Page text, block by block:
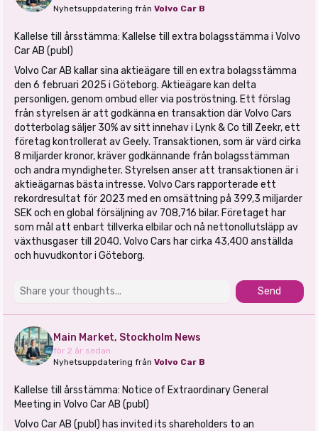
Nyhetsuppdatering från Volvo Car B
Kallelse till årsstämma: Kallelse till extra bolagsstämma i Volvo
Car AB (publ)
Volvo Car AB kallar sina aktieägare till en extra bolagsstämma
den 6 februari 2025 i Göteborg. Aktieägare kan delta
personligen, genom ombud eller via poströstning. Ett förslag
från styrelsen är att godkänna en transaktion där Volvo Cars
dotterbolag säljer 30% av sitt innehav i Lynk & Co till Zeekr, ett
företag kontrollerat av Geely. Transaktionen, som är värd cirka
8 miljarder kronor, kräver godkännande från bolagsstämman
och andra myndigheter. Styrelsen anser att transaktionen är i
aktieägarnas bästa intresse. Volvo Cars rapporterade ett
rekordresultat för 2023 med en omsättning på 399,3 miljarder
SEK och en global försäljning av 708,716 bilar. Företaget har
som mål att enbart tillverka elbilar och nå nettonollutsläpp av
växthusgaser till 2040. Volvo Cars har cirka 43,400 anställda
och huvudkontor i Göteborg.
Send
Main Market, Stockholm News
för 2 år sedan
Nyhetsuppdatering från Volvo Car B
Kallelse till årsstämma: Notice of Extraordinary General
Meeting in Volvo Car AB (publ)
Volvo Car AB (publ) has invited its shareholders to an